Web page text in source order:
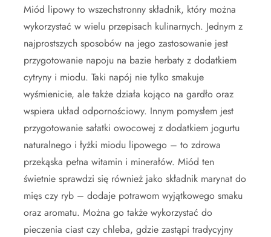
Miód lipowy to wszechstronny składnik, który można
wykorzystać w wielu przepisach kulinarnych. Jednym z
najprostszych sposobów na jego zastosowanie jest
przygotowanie napoju na bazie herbaty z dodatkiem
cytryny i miodu. Taki napój nie tylko smakuje
wyśmienicie, ale także działa kojąco na gardło oraz
wspiera układ odpornościowy. Innym pomysłem jest
przygotowanie sałatki owocowej z dodatkiem jogurtu
naturalnego i łyżki miodu lipowego – to zdrowa
przekąska pełna witamin i minerałów. Miód ten
świetnie sprawdzi się również jako składnik marynat do
mięs czy ryb – dodaje potrawom wyjątkowego smaku
oraz aromatu. Można go także wykorzystać do
pieczenia ciast czy chleba, gdzie zastąpi tradycyjny